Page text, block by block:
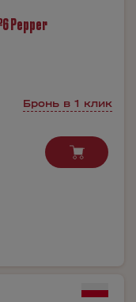
Pepper
Бронь в 1 клик